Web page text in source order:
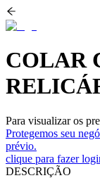
COLAR
Para visualizar os
Protegemos seu
prévio.
clique para fazer
DESCRIÇÃO